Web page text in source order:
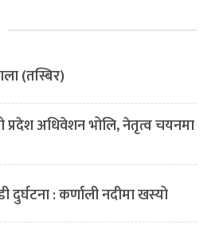
(तस्बिर)
प्रदेश अधिवेशन भोलि, नेतृत्व चयनमा
दुर्घटना : कर्णाली नदीमा खस्यो